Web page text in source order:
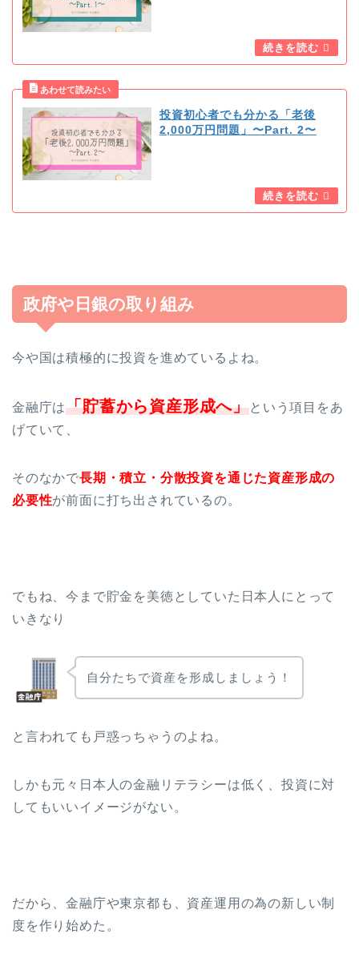
投資初心者でも分かる「老後
2,000万円問題」〜Part. 2〜
政府や日銀の取り組み
今や国は積極的に投資を進めているよね。
金融庁は「貯蓄から資産形成へ」という項目をあ
げていて、
そのなかで長期・積立・分散投資を通じた資産形成の
必要性が前面に打ち出されているの。
でもね、今まで貯金を美徳としていた日本人にとって
いきなり
自分たちで資産を形成しましょう！
と言われても戸惑っちゃうのよね。
しかも元々日本人の金融リテラシーは低く、投資に対
してもいいイメージがない。
だから、金融庁や東京都も、資産運用の為の新しい制
度を作り始めた。